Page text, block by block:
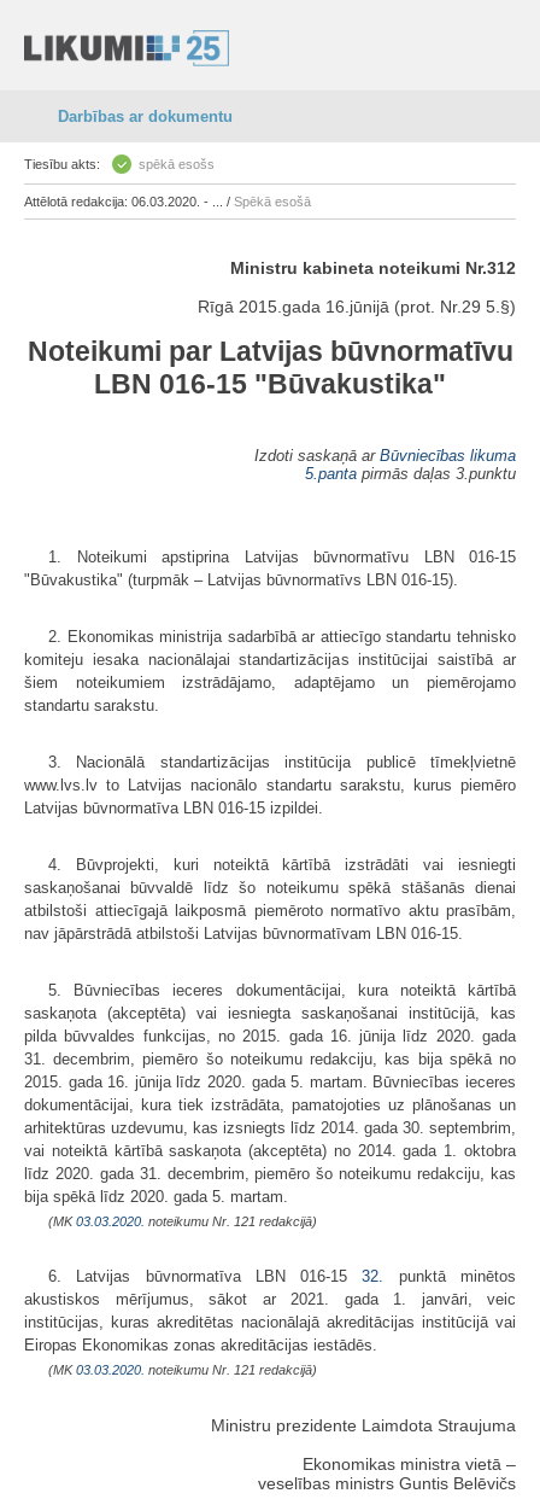
Darbības ar dokumentu
Tiesību akts: spēkā esošs
Attēlotā redakcija: 06.03.2020. - ... / Spēkā esošā
Ministru kabineta noteikumi Nr.312
Rīgā 2015.gada 16.jūnijā (prot. Nr.29 5.§)
Noteikumi par Latvijas būvnormatīvu
LBN 016-15 "Būvakustika"
Izdoti saskaņā ar Būvniecības likuma
5.panta pirmās daļas 3.punktu
1. Noteikumi apstiprina Latvijas būvnormatīvu LBN 016-15
"Būvakustika" (turpmāk – Latvijas būvnormatīvs LBN 016-15).
2. Ekonomikas ministrija sadarbībā ar attiecīgo standartu tehnisko
komiteju iesaka nacionālajai standartizācijas institūcijai saistībā ar
šiem noteikumiem izstrādājamo, adaptējamo un piemērojamo
standartu sarakstu.
3. Nacionālā standartizācijas institūcija publicē tīmekļvietnē
www.lvs.lv to Latvijas nacionālo standartu sarakstu, kurus piemēro
Latvijas būvnormatīva LBN 016-15 izpildei.
4. Būvprojekti, kuri noteiktā kārtībā izstrādāti vai iesniegti
saskaņošanai būvvaldē līdz šo noteikumu spēkā stāšanās dienai
atbilstoši attiecīgajā laikposmā piemēroto normatīvo aktu prasībām,
nav jāpārstrādā atbilstoši Latvijas būvnormatīvam LBN 016-15.
5. Būvniecības ieceres dokumentācijai, kura noteiktā kārtībā
saskaņota (akceptēta) vai iesniegta saskaņošanai institūcijā, kas
pilda būvvaldes funkcijas, no 2015. gada 16. jūnija līdz 2020. gada
31. decembrim, piemēro šo noteikumu redakciju, kas bija spēkā no
2015. gada 16. jūnija līdz 2020. gada 5. martam. Būvniecības ieceres
dokumentācijai, kura tiek izstrādāta, pamatojoties uz plānošanas un
arhitektūras uzdevumu, kas izsniegts līdz 2014. gada 30. septembrim,
vai noteiktā kārtībā saskaņota (akceptēta) no 2014. gada 1. oktobra
līdz 2020. gada 31. decembrim, piemēro šo noteikumu redakciju, kas
bija spēkā līdz 2020. gada 5. martam.
(MK03.03.2020. noteikumu Nr. 121 redakcijā)
6. Latvijas būvnormatīva LBN 016-1532.
punktā minētos
akustiskos mērījumus, sākot ar 2021. gada 1. janvāri, veic
institūcijas, kuras akreditētas nacionālajā akreditācijas institūcijā vai
Eiropas Ekonomikas zonas akreditācijas iestādēs.
(MK03.03.2020. noteikumu Nr. 121 redakcijā)
Ministru prezidente Laimdota Straujuma
Ekonomikas ministra vietā –
veselības ministrs Guntis Belēvičs